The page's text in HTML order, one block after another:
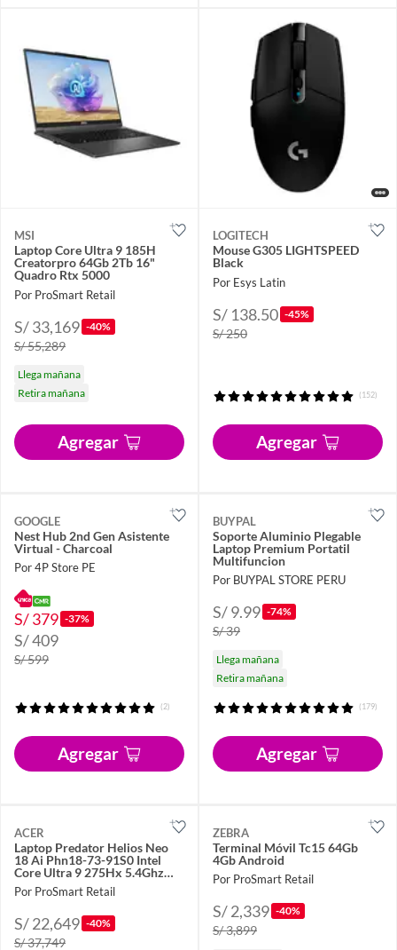
MSI
Laptop Core Ultra 9 185H
Creatorpro 64Gb 2Tb 16"
Quadro Rtx 5000
Por ProSmart Retail
S/ 33,169 -40%
S/ 55,289
Llega mañana
Retira mañana
Agregar
LOGITECH
Mouse G305 LIGHTSPEED
Black
Por Esys Latin
S/ 138.50 -45%
S/ 250
(152)
Agregar
GOOGLE
Nest Hub 2nd Gen Asistente
Virtual - Charcoal
Por 4P Store PE
S/ 379 -37%
S/ 409
S/ 599
(2)
Agregar
BUYPAL
Soporte Aluminio Plegable
Laptop Premium Portatil
Multifuncion
Por BUYPAL STORE PERU
S/ 9.99 -74%
S/ 39
Llega mañana
Retira mañana
(179)
Agregar
ACER
Laptop Predator Helios Neo
18 Ai Phn18-73-91S0 Intel
Core Ultra 9 275Hx 5.4Ghz
Ram 32
Por ProSmart Retail
S/ 22,649 -40%
S/ 37,749
ZEBRA
Terminal Móvil Tc15 64Gb
4Gb Android
Por ProSmart Retail
S/ 2,339 -40%
S/ 3,899